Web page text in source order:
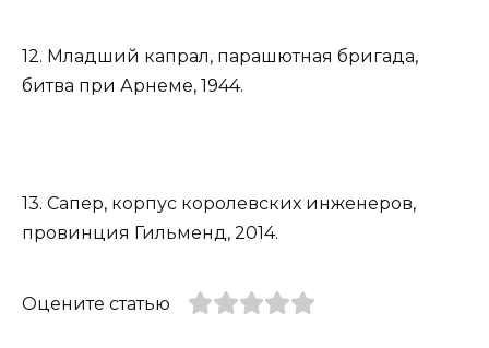
12. Младший капрал, парашютная бригада,
битва при Арнеме, 1944.
13. Сапер, корпус королевских инженеров,
провинция Гильменд, 2014.
Оцените статью